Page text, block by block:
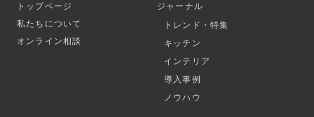
トップページ
私たちについて
オンライン相談
ジャーナル
トレンド・特集
キッチン
インテリア
導入事例
ノウハウ